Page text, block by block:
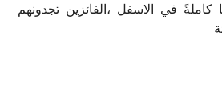
كاملةً في الاسفل ،الفائزين تجدونهم